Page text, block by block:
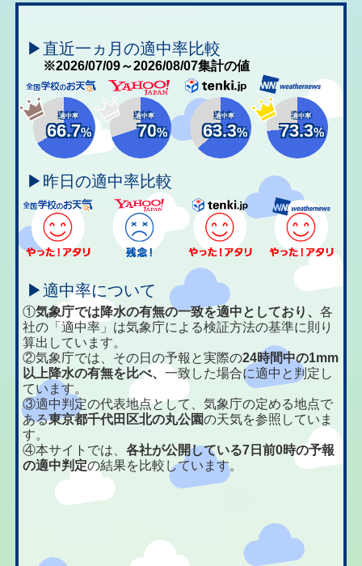
▶直近一ヵ月の適中率比較
※2026/07/09～2026/08/07集計の値
適中率
66.7%
適中率
70%
適中率
63.3%
適中率
73.3%
▶昨日の適中率比較
▶適中率について
①気象庁では降水の有無の一致を適中としており、各
社の「適中率」は気象庁による検証方法の基準に則り
算出しています。
②気象庁では、その日の予報と実際の24時間中の1mm
以上降水の有無を比べ、一致した場合に適中と判定し
ています。
③適中判定の代表地点として、気象庁の定める地点で
ある東京都千代田区北の丸公園の天気を参照していま
す。
④本サイトでは、各社が公開している7日前0時の予報
の適中判定の結果を比較しています。